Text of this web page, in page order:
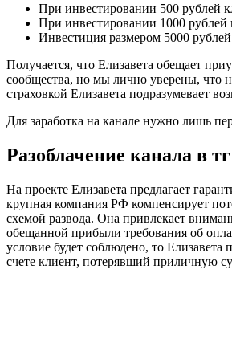
При инвестировании 500 рублей
При инвестировании 1000 рублей
Инвестиция размером 5000
Получается, что Елизавета обещает
сообщества, но мы лично уверены, что
страховкой Елизавета подразумевает
Для заработка на канале нужно лишь
Разоблачение канала в
На проекте Елизавета предлагает
крупная компания РФ компенсирует
схемой развода. Она привлекает
обещанной прибыли требования об
условие будет соблюдено, то
счете клиент, потерявший приличную